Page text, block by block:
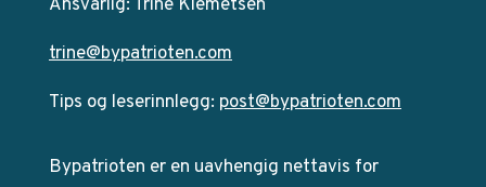
Ansvarlig: Trine Klemetsen
trine@bypatrioten.com
Tips og leserinnlegg: post@bypatrioten.com
Bypatrioten er en uavhengig nettavis for